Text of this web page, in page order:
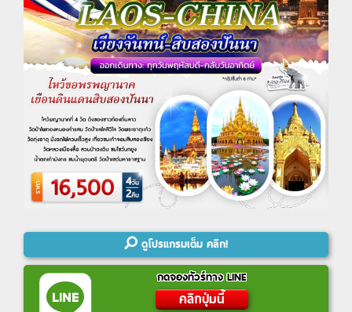
ดูโปรแกรมเต็ม คลิก!
กดจองทัวร์ทาง LINE
คลิกปุ่มนี้